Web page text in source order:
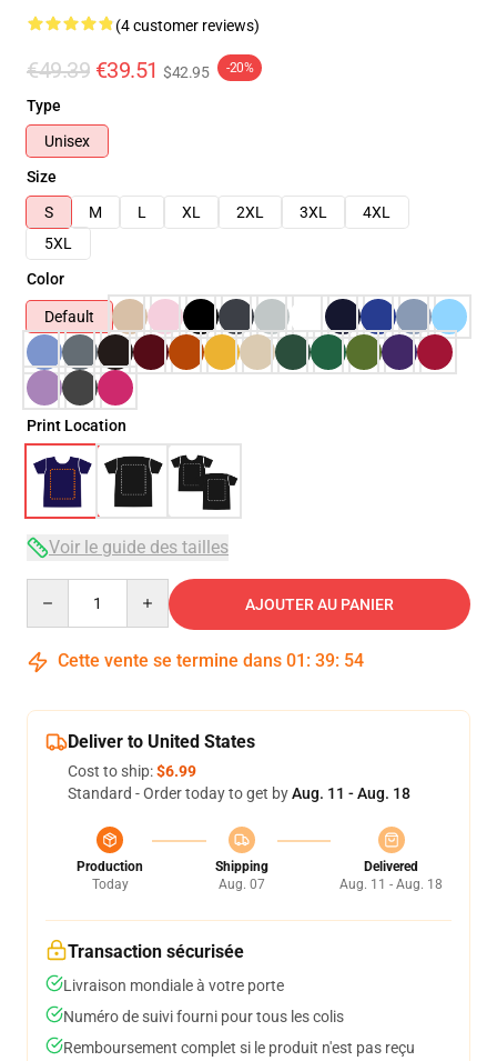
(4 customer reviews)
€49.39 €39.51 $42.95 -20%
Type
Unisex
Size
S
M L XL 2XL 3XL
4XL
5XL
Color
Default
Print Location
Voir le guide des tailles
AJOUTER AU PANIER
Cette vente se termine dans 01 : 39: 54
Deliver to United States
Cost to ship:$6.99
Standard - Order today to get byAug. 11 - Aug. 18
Production
Today
Shipping
Aug. 07
Delivered
Aug. 11 - Aug. 18
Transaction sécurisée
Livraison mondiale à votre porte
Numéro de suivi fourni pour tous les colis
Remboursement complet si le produit n'est pas reçu